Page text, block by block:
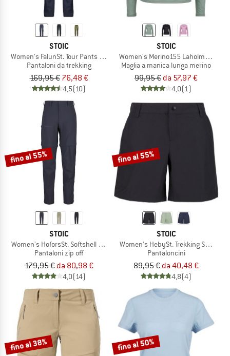
STOIC
Women's FalunSt. Tour Pants Light
Pantaloni da trekking
169,95 € 76,48 €
4,5(10)
STOIC
Women's Merino155 LaholmSt. L/S
Maglia a manica lunga merino
99,95 € da 57,97 €
4,0(1)
fino al 55%
STOIC
Women's HoforsSt. Softshell Zip-Off Pants Light
Pantaloni zip off
179,95 € da 80,98 €
4,0(14)
fino al 55%
STOIC
Women's HebySt. Trekking Shorts
Pantaloncini
89,95 € da 40,48 €
4,8(4)
fino al 38% fino al 50%